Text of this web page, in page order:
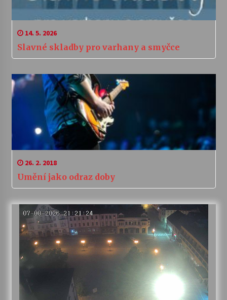
14. 5. 2026
Slavné skladby pro varhany a smyčce
26. 2. 2018
Umění jako odraz doby